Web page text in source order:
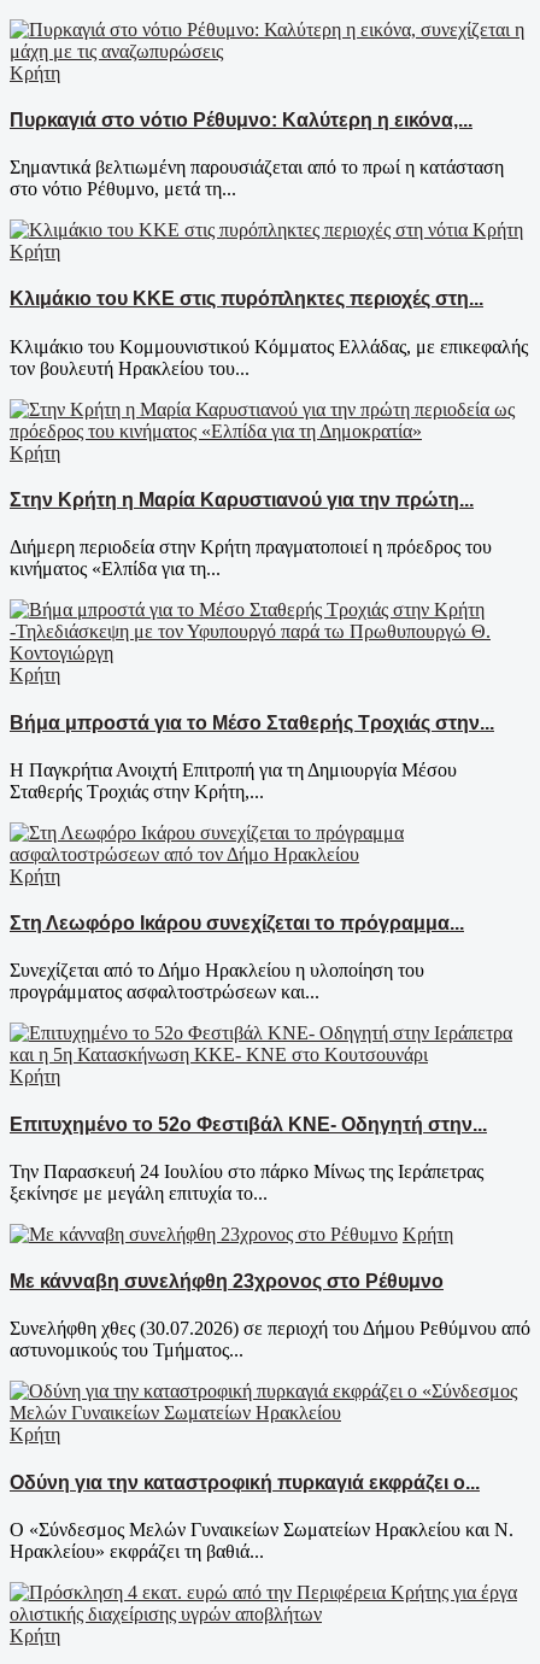
Κρήτη
Πυρκαγιά στο νότιο Ρέθυμνο: Καλύτερη η εικόνα,...
Σημαντικά βελτιωμένη παρουσιάζεται από το πρωί η κατάσταση
στο νότιο Ρέθυμνο, μετά τη...
Κρήτη
Κλιμάκιο του ΚΚΕ στις πυρόπληκτες περιοχές στη...
Κλιμάκιο του Κομμουνιστικού Κόμματος Ελλάδας, με επικεφαλής
τον βουλευτή Ηρακλείου του...
Κρήτη
Στην Κρήτη η Μαρία Καρυστιανού για την πρώτη...
Διήμερη περιοδεία στην Κρήτη πραγματοποιεί η πρόεδρος του
κινήματος «Ελπίδα για τη...
Κρήτη
Βήμα μπροστά για το Μέσο Σταθερής Τροχιάς στην...
Η Παγκρήτια Ανοιχτή Επιτροπή για τη Δημιουργία Μέσου
Σταθερής Τροχιάς στην Κρήτη,...
Κρήτη
Στη Λεωφόρο Ικάρου συνεχίζεται το πρόγραμμα...
Συνεχίζεται από το Δήμο Ηρακλείου η υλοποίηση του
προγράμματος ασφαλτοστρώσεων και...
Κρήτη
Επιτυχημένο το 52ο Φεστιβάλ ΚΝΕ- Οδηγητή στην...
Την Παρασκευή 24 Ιουλίου στο πάρκο Μίνως της Ιεράπετρας
ξεκίνησε με μεγάλη επιτυχία το...
Κρήτη
Με κάνναβη συνελήφθη 23χρονος στο Ρέθυμνο
Συνελήφθη χθες (30.07.2026) σε περιοχή του Δήμου Ρεθύμνου από
αστυνομικούς του Τμήματος...
Κρήτη
Οδύνη για την καταστροφική πυρκαγιά εκφράζει ο...
Ο «Σύνδεσμος Μελών Γυναικείων Σωματείων Ηρακλείου και Ν.
Ηρακλείου» εκφράζει τη βαθιά...
Κρήτη